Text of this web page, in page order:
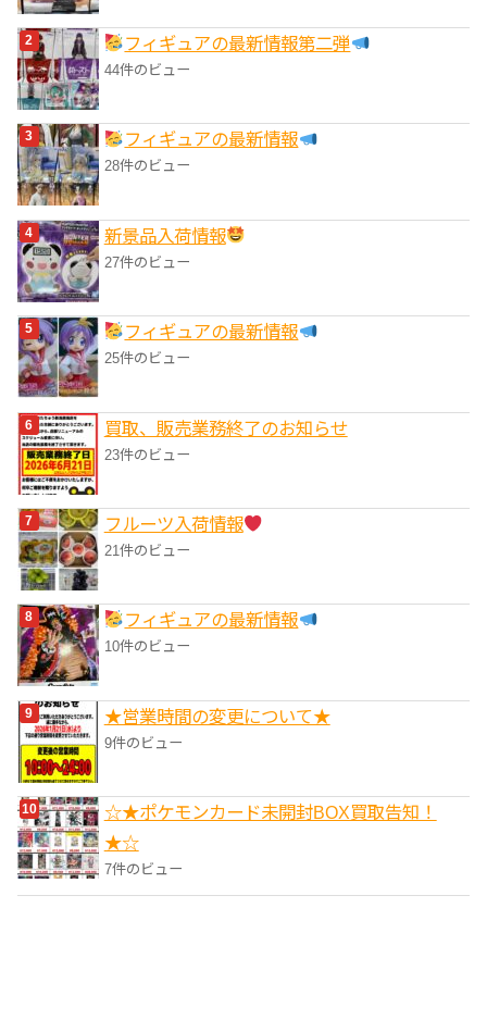
フィギュアの最新情報第二弾
44件のビュー
フィギュアの最新情報
28件のビュー
‎新景品入荷情報
27件のビュー
フィギュアの最新情報
25件のビュー
買取、販売業務終了のお知らせ
23件のビュー
フルーツ入荷情報
21件のビュー
フィギュアの最新情報
10件のビュー
★営業時間の変更について★
9件のビュー
☆★ポケモンカード未開封BOX買取告知！
★☆
7件のビュー